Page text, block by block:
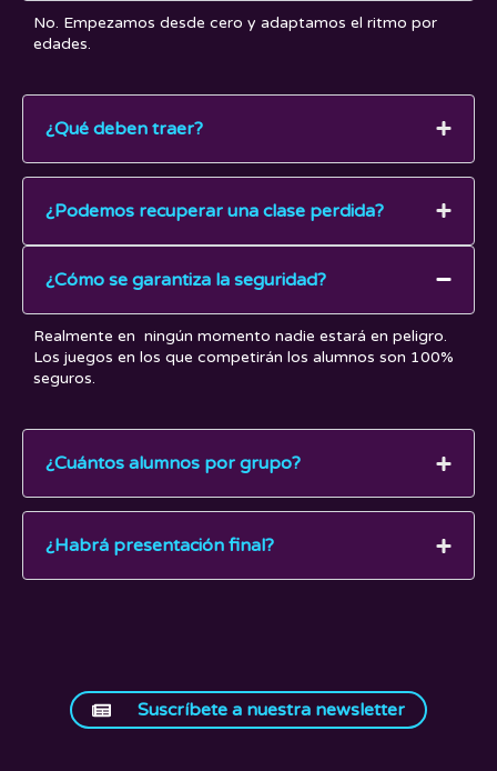
No. Empezamos desde cero y adaptamos el ritmo por
edades.
¿Qué deben traer?
¿Podemos recuperar una clase perdida?
¿Cómo se garantiza la seguridad?
Realmente en ningún momento nadie estará en peligro.
Los juegos en los que competirán los alumnos son 100%
seguros.
¿Cuántos alumnos por grupo?
¿Habrá presentación final?
Suscríbete a nuestra newsletter